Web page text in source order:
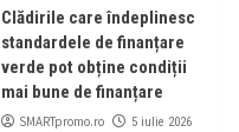
Clădirile care îndeplinesc
standardele de finanțare
verde pot obține condiții
mai bune de finanțare
SMARTpromo.ro 5 iulie 2026